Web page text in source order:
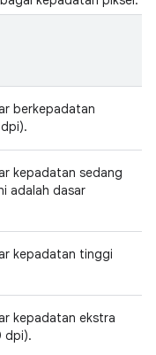
berkepadatan
kepadatan sedang
adalah dasar
kepadatan tinggi
kepadatan ekstra
dpi).